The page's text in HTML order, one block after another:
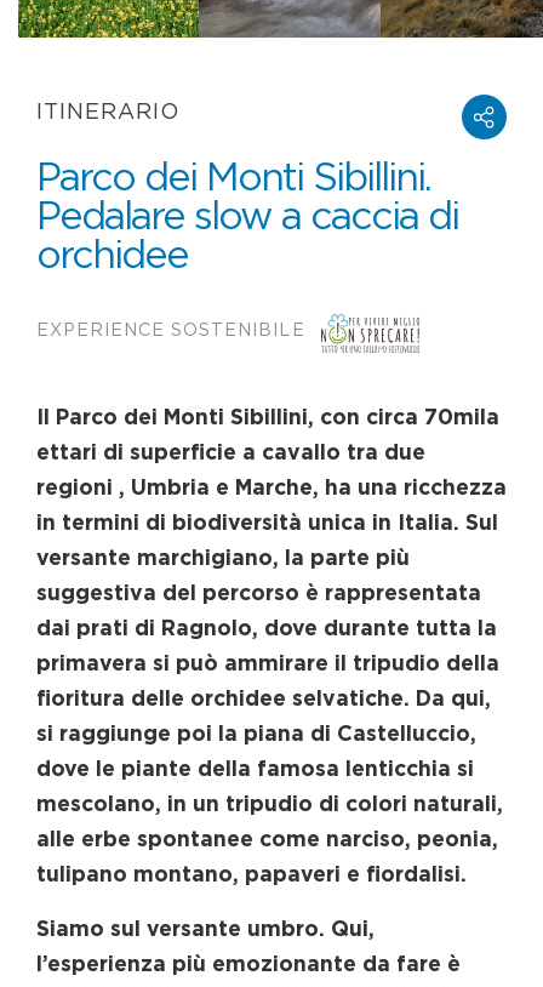
ITINERARIO
Parco dei Monti Sibillini.
Pedalare slow a caccia di
orchidee
EXPERIENCE SOSTENIBILE
Il Parco dei Monti Sibillini, con circa 70mila
ettari di superficie a cavallo tra due
regioni , Umbria e Marche, ha una ricchezza
in termini di biodiversità unica in Italia. Sul
versante marchigiano, la parte più
suggestiva del percorso è rappresentata
dai prati di Ragnolo, dove durante tutta la
primavera si può ammirare il tripudio della
fioritura delle orchidee selvatiche. Da qui,
si raggiunge poi la piana di Castelluccio,
dove le piante della famosa lenticchia si
mescolano, in un tripudio di colori naturali,
alle erbe spontanee come narciso, peonia,
tulipano montano, papaveri e fiordalisi.
Siamo sul versante umbro. Qui,
l’esperienza più emozionante da fare è